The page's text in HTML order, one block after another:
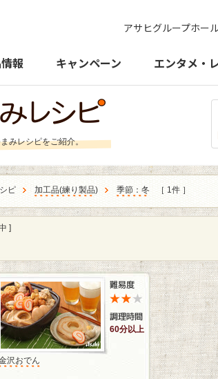
アサヒグループホー
報 キャンペーン エンタメ・
みレシピをご紹介。
ピ 加工品(練り製品) 季節：冬 ［ 1件 ］
]
60分以上
沢おでん